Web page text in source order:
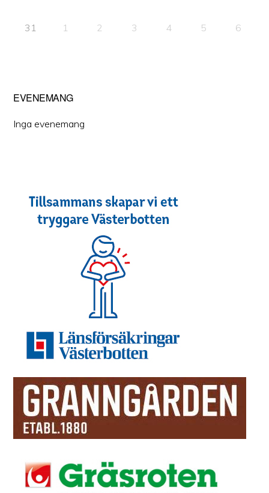
31 1 2 3 4 5 6
EVENEMANG
Inga evenemang